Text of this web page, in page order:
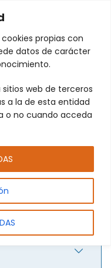
propias con
datos de carácter
web de terceros
a la de esta entidad
o no cuando acceda
nuestro